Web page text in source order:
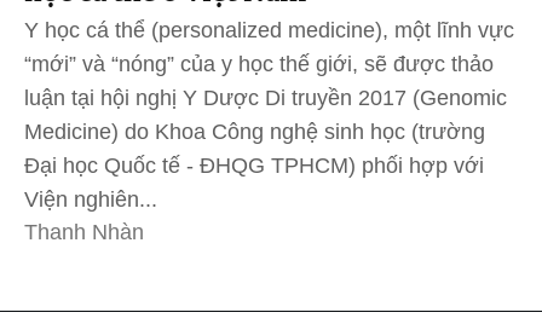
Y học cá thể (personalized medicine), một lĩnh vực
“mới” và “nóng” của y học thế giới, sẽ được thảo
luận tại hội nghị Y Dược Di truyền 2017 (Genomic
Medicine) do Khoa Công nghệ sinh học (trường
Đại học Quốc tế - ĐHQG TPHCM) phối hợp với
Viện nghiên...
Thanh Nhàn